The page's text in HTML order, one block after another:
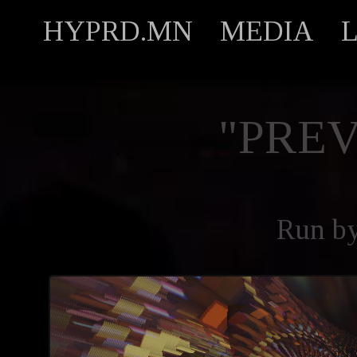
HYPRD.MN MEDIA
Run